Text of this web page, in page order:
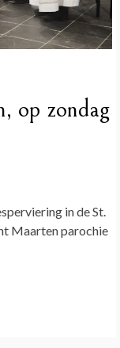
op zondag
in de St.
Maarten parochie